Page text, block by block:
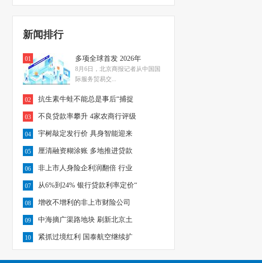
新闻排行
01 多项全球首发 2026年
8月6日，北京商报记者从中国国
际服务贸易交...
02 抗生素牛蛙不能总是事后“捕捉
03 不良贷款率攀升 4家农商行评级
04 宇树敲定发行价 具身智能迎来
05 厘清融资糊涂账 多地推进贷款
06 非上市人身险企利润翻倍 行业
07 从6%到24% 银行贷款利率定价“
08 增收不增利的非上市财险公司
09 中海摘广渠路地块 刷新北京土
10 紧抓过境红利 国泰航空继续扩